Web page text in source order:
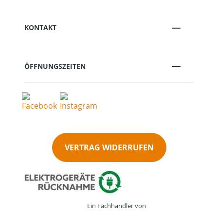
KONTAKT
ÖFFNUNGSZEITEN
VERTRAG WIDERRUFEN
Ein Fachhändler von